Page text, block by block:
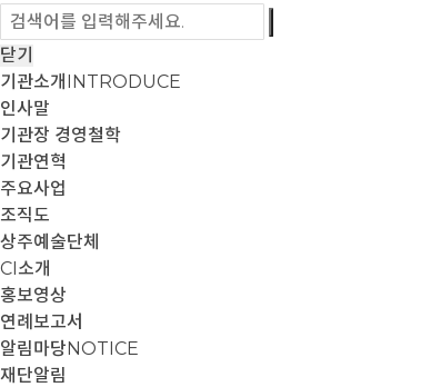
닫기
기관소개 INTRODUCE
인사말
기관장 경영철학
기관연혁
주요사업
조직도
상주예술단체
CI소개
홍보영상
연례보고서
알림마당NOTICE
재단알림